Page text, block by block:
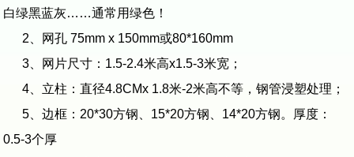
白绿黑蓝灰……通常用绿色！
2、网孔 75mm x 150mm或80*160mm
3、网片尺寸：1.5-2.4米高x1.5-3米宽；
4、立柱：直径4.8CMx 1.8米-2米高不等，钢管浸塑处理；
5、边框：20*30方钢、15*20方钢、14*20方钢。厚度：
0.5-3个厚